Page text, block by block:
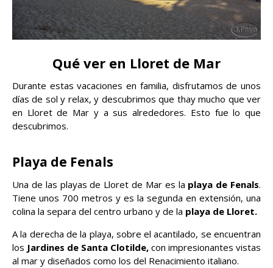
Qué ver en Lloret de Mar
Durante estas vacaciones en familia, disfrutamos de unos
días de sol y relax, y descubrimos que thay mucho que ver
en Lloret de Mar y a sus alrededores. Esto fue lo que
descubrimos.
Playa de Fenals
Una de las playas de Lloret de Mar es la playa de Fenals.
Tiene unos 700 metros y es la segunda en extensión, una
colina la separa del centro urbano y de la playa de Lloret.
A la derecha de la playa, sobre el acantilado, se encuentran
los Jardines de Santa Clotilde, con impresionantes vistas
al mar y diseñados como los del Renacimiento italiano.